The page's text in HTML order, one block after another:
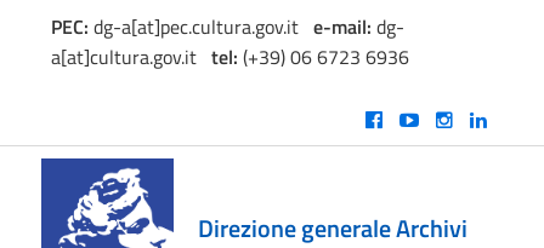
PEC: dg-a[at]pec.cultura.gov.ite-mail: dg-
a[at]cultura.gov.ittel: (+39) 06 6723 6936
Direzione generale Archivi